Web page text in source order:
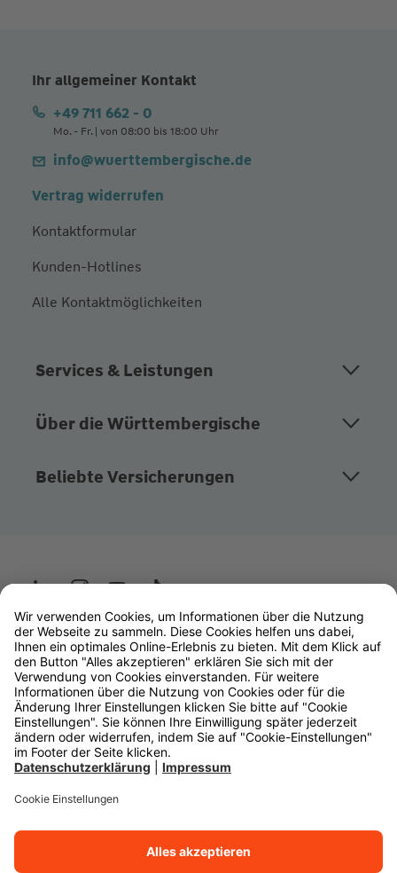
Ihr allgemeiner Kontakt
+49 711 662 - 0
Mo. - Fr. | von 08:00 bis 18:00 Uhr
info@wuerttembergische.de
Vertrag widerrufen
Kontaktformular
Kunden-Hotlines
Alle Kontaktmöglichkeiten
Services & Leistungen
Über die Württembergische
Beliebte Versicherungen
Wüstenrot
W&W Gruppe
OLB Bank
Makler
Impressum
Datenschutz
Rechtliche Hinweise
Cookie-Einstellungen